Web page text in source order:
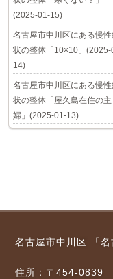
(2025-01-15)
名古屋市中川区にある慢
状の整体「10×10」(2025-
14)
名古屋市中川区にある慢
状の整体「屋久島在住の主
婦」(2025-01-13)
名古屋市中川区 「名
住所：〒454-0839